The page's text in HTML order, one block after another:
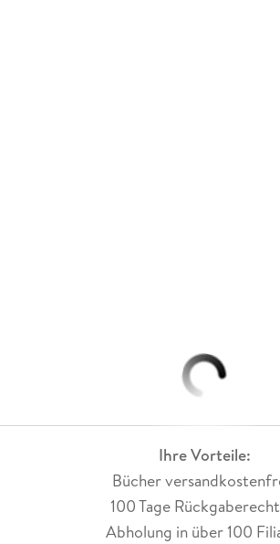
Ihre Vorteile:
Bücher
100 Tage
Abholung in über 100